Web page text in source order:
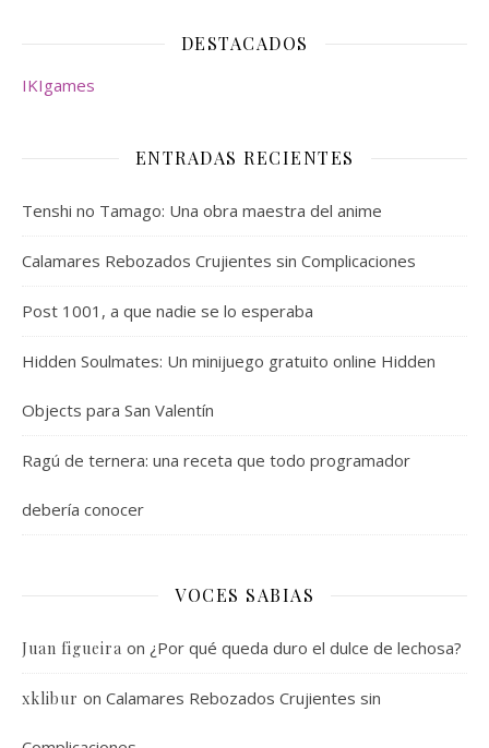
DESTACADOS
IKIgames
ENTRADAS RECIENTES
Tenshi no Tamago: Una obra maestra del anime
Calamares Rebozados Crujientes sin Complicaciones
Post 1001, a que nadie se lo esperaba
Hidden Soulmates: Un minijuego gratuito online Hidden
Objects para San Valentín
Ragú de ternera: una receta que todo programador
debería conocer
VOCES SABIAS
Juan figueira on ¿Por qué queda duro el dulce de lechosa?
xklibur on Calamares Rebozados Crujientes sin